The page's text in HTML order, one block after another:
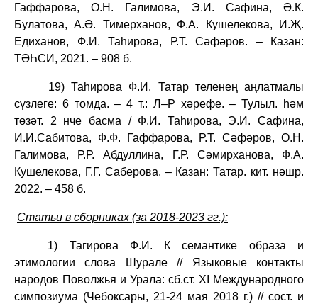
Гаффарова, О.Н. Галимова, Э.И. Сафина, Ә.К.
Булатова, А.Ә. Тимерханов, Ф.А. Кушелекова, И.Җ.
Едиханов, Ф.И. Таһирова, Р.Т. Сәфәров. – Казан:
ТӘҺСИ, 2021. – 908 б.
19) Таһирова Ф.И. Татар теленең аңлатмалы
сүзлеге: 6 томда. – 4 т.: Л–Р хәрефе. – Тулыл. һәм
төзәт. 2 нче басма / Ф.И. Таһирова, Э.И. Сафина,
И.И.Сабитова, Ф.Ф. Гаффарова, Р.Т. Сәфәров, О.Н.
Галимова, Р.Р. Абдуллина, Г.Р. Сәмирханова, Ф.А.
Кушелекова, Г.Г. Саберова. – Казан: Татар. кит. нәшр.
2022. – 458 б.
Статьи в сборниках (за 2018-2023 гг.):
1) Тагирова Ф.И. К семантике образа и
этимологии слова Шурале // Языковые контакты
народов Поволжья и Урала: сб.ст. XI Международного
симпозиума (Чебоксары, 21-24 мая 2018 г.) // сост. и